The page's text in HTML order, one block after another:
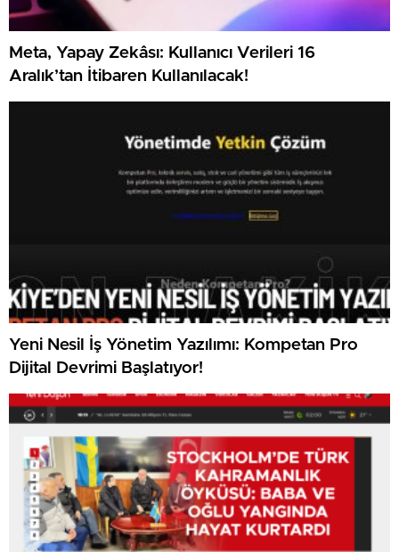
Meta, Yapay Zekâsı: Kullanıcı Verileri 16
Aralık’tan İtibaren Kullanılacak!
Yeni Nesil İş Yönetim Yazılımı: Kompetan Pro
Dijital Devrimi Başlatıyor!